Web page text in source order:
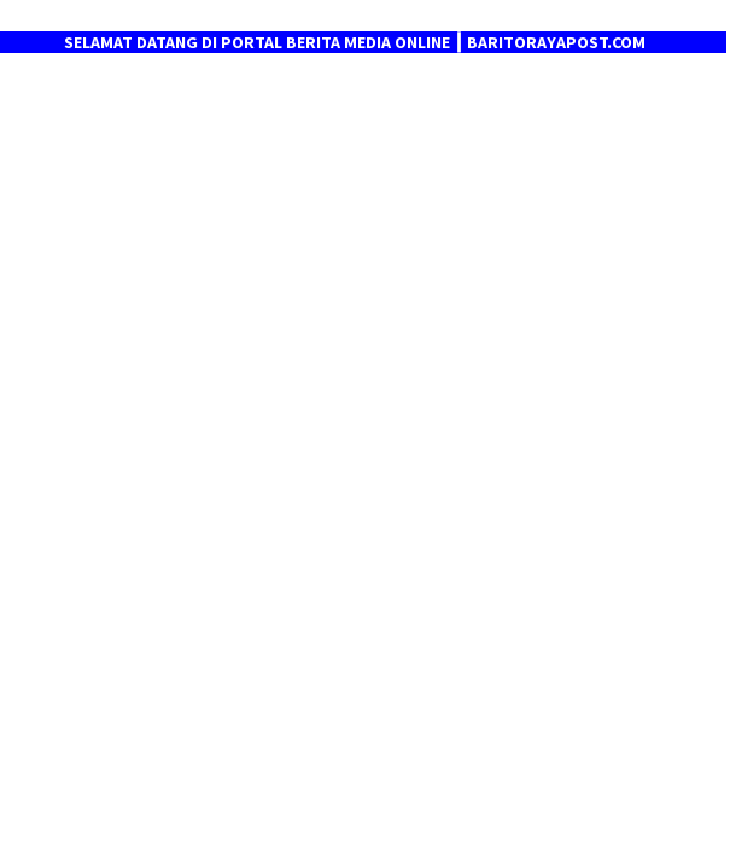
SELAMAT DATANG DI PORTAL BERITA MEDIA ONLINE ┃ BARITORAYAPOST.COM